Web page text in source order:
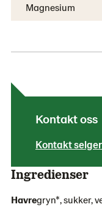
Ingredienser
Havregryn*, sukker,
Magnesium
Kontakt oss
Kontakt